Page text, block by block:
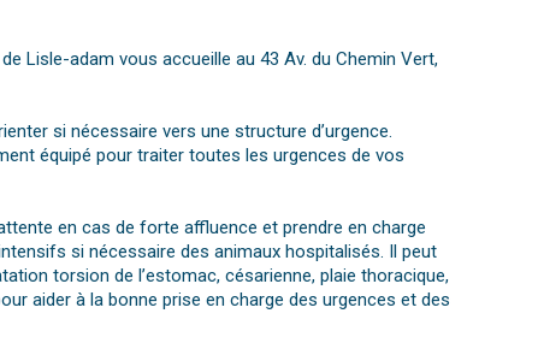
Lisle-adam vous accueille au 43 Av. du Chemin Vert,
si nécessaire vers une structure d’urgence.
équipé pour traiter toutes les urgences de vos
en cas de forte affluence et prendre en charge
si nécessaire des animaux hospitalisés. Il peut
torsion de l’estomac, césarienne, plaie thoracique,
aider à la bonne prise en charge des urgences et des